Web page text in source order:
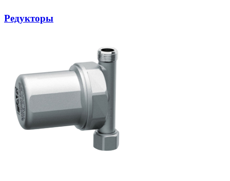
Редукторы